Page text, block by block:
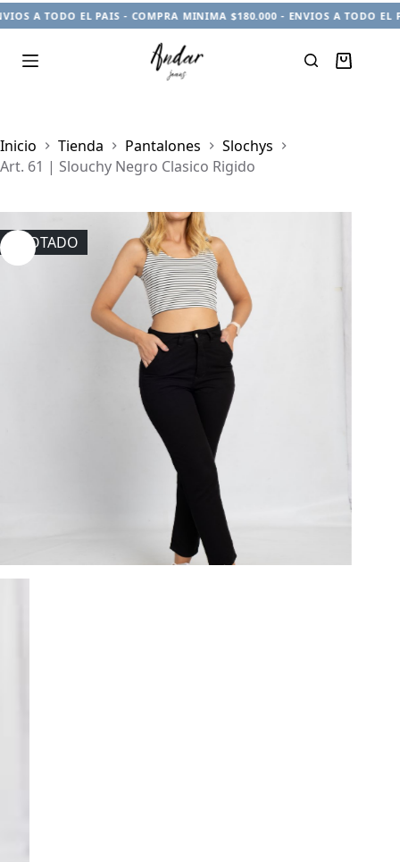
A TODO EL PAIS - COMPRA MINIMA $180.000 - ENVIOS A TODO EL
Carro
Inicio
Tienda Pantalones
Slochys
Art. 61 | Slouchy Negro Clasico Rigido
AGOTADO